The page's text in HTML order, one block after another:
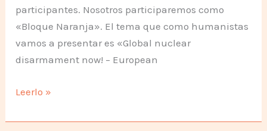
participantes. Nosotros participaremos como
«Bloque Naranja». El tema que como humanistas
vamos a presentar es «Global nuclear
disarmament now! – European
Hagamos
CAIGA!!
Leerlo »